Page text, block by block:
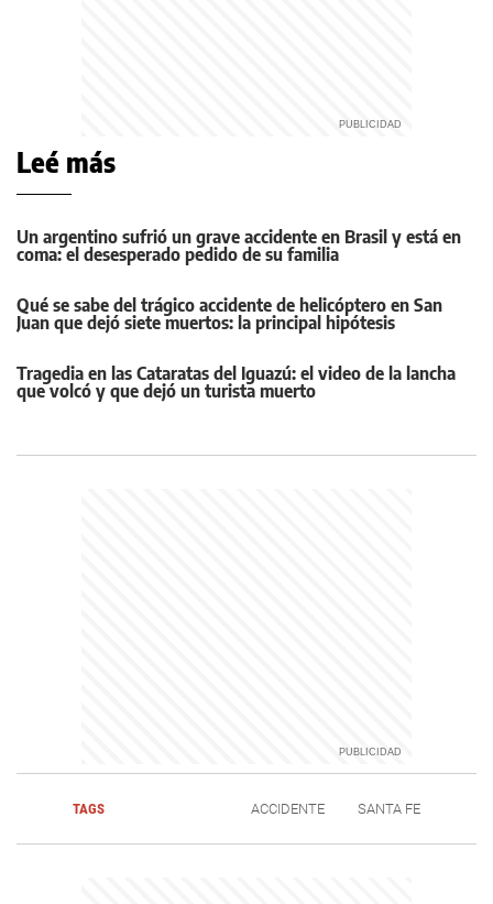
Leé más
Un argentino sufrió un grave accidente en Brasil y está en
coma: el desesperado pedido de su familia
Qué se sabe del trágico accidente de helicóptero en San
Juan que dejó siete muertos: la principal hipótesis
Tragedia en las Cataratas del Iguazú: el video de la lancha
que volcó y que dejó un turista muerto
TAGS ACCIDENTE SANTA FE